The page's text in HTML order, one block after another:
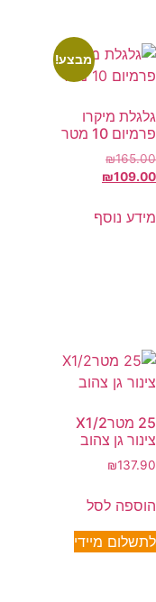
מבצע!
גלגלת מיקרו
פרמיום 10 מטר
₪165.00
₪109.00
מידע נוסף
25 מטרX1/2
צינור גן צהוב
₪137.90
הוספה לסל
לתשלום מיידי